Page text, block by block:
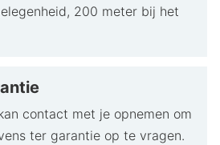
200 meter bij het
contact met je opnemen om
ter garantie op te vragen.